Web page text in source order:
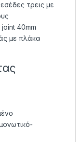
τρεις με
40mm
με πλάκα